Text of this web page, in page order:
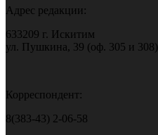
Адрес редакции:
633209 г. Искитим
ул. Пушкина, 39 (оф. 305 и 308)
Корреспондент:
8(383-43) 2-06-58